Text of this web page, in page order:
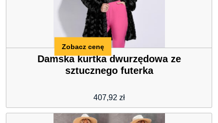
Damska kurtka dwurzędowa ze
sztucznego futerka
407,92 zł
Zobacz cenę